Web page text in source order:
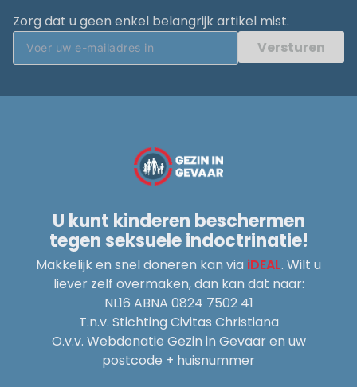
Zorg dat u geen enkel belangrijk artikel mist.
Versturen
U kunt kinderen beschermen
tegen seksuele indoctrinatie!
Makkelijk en snel doneren kan via iDEAL. Wilt u
liever zelf overmaken, dan kan dat naar:
NL16 ABNA 0824 7502 41
T.n.v. Stichting Civitas Christiana
O.v.v. Webdonatie Gezin in Gevaar en uw
postcode + huisnummer